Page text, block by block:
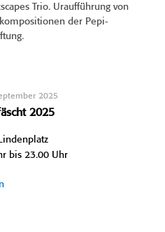
Trio. Uraufführung von
der Pepi-
2025
2025
bis 23.00 Uhr